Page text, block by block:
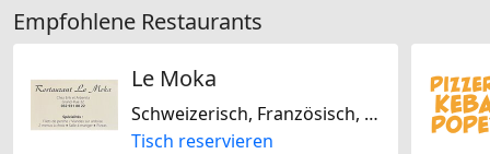
Empfohlene Restaurants
Le Moka
Schweizerisch, Französisch, Europäisch
Tisch reservieren